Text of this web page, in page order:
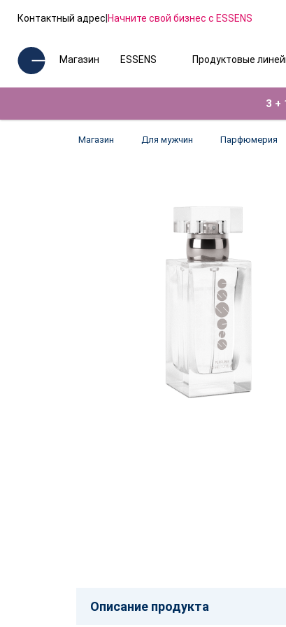
Контактный адрес|Начните свой бизнес с ESSENS
Магазин ESSENS Продуктовые
3 +
Магазин Для мужчин Парфюмерия
Описание продукта